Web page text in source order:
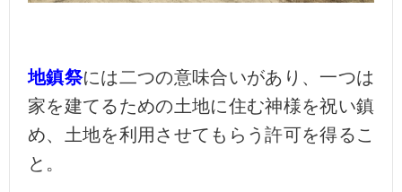
地鎮祭には二つの意味合いがあり、一つは
家を建てるための土地に住む神様を祝い鎮
め、土地を利用させてもらう許可を得るこ
と。